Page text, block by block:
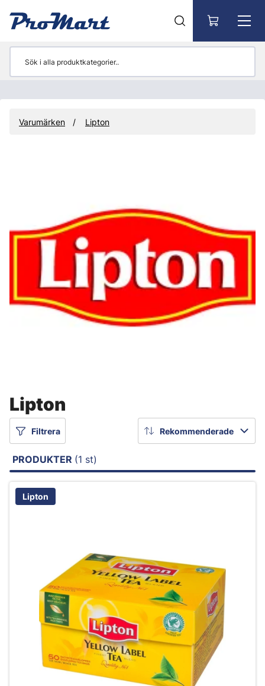
Varumärken Lipton
Lipton
Filtrera Rekommenderade
PRODUKTER (1 st)
Lipton